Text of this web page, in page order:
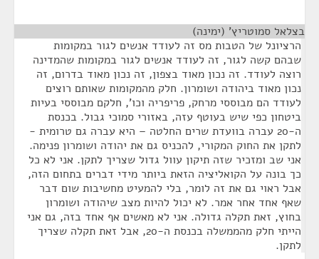
בצלאל סמוטריץ' (ימינה)
הרציונל של הטבות מס זה לעודד אנשים לגור במקומות
שבהם קשה לגור, זה לעודד אנשים לגור במקומות שהמדינה
רוצה לעודד. זה נכון מאוד בצפון, זה נכון מאוד בדרום, זה
נכון מאוד ביהודה ושומרון. חלק מהמקומות שאותם רוצים
לעודד הם מבוססי מרחק, פריפריה וכו', חלקם מבוססי בעיות
ביטחון כפי שיש בעוטף עזה, באזורי סמוכי גבול. בכנסת
ה-20 עברה בוועדת שרים החלטה – היא עברה גם טרומית -
לתקן את החוק המקורי, להכניס גם את יהודה ושומרון פנימה.
אני שב ומזכיר שזה תיקון עוול גדול שצריך לתקן. אני לא כל
כך בונה על הקואליציה הזאת ביותר מידי דברים בתחום הזה,
אבל ראוי גם את זה לומר, בלי להמעיט מחשיבות שום דבר
שאף אחד אחר אמר. לא יכול להיות מצב שיהודה ושומרון
בחוץ, זאת תקלה גדולה. אני לא מאשים אף אחד בזה, גם אני
הייתי חלק מהממשלה בכנסת ה-20, אבל זאת תקלה שצריך
לתקן.